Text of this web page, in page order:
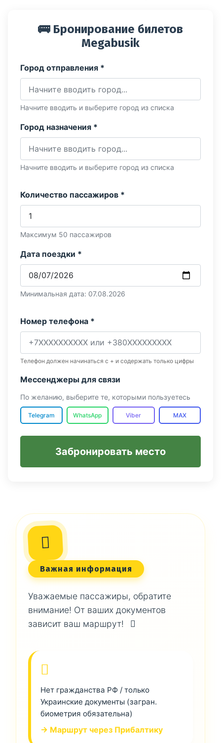
🚌 Бронирование билетов
Megabusik
Город отправления *
Начните вводить и выберите город из списка
Город назначения *
Начните вводить и выберите город из списка
Количество пассажиров *
Максимум 50 пассажиров
Дата поездки *
Минимальная дата: 07.08.2026
Номер телефона *
Телефон должен начинаться с + и содержать только цифры
Мессенджеры для связи
По желанию, выберите те, которыми пользуетесь
Telegram WhatsApp Viber MAX
Забронировать место
Важная информация
Уважаемые пассажиры, обратите
внимание! От ваших документов
зависит ваш маршрут!
Нет гражданства РФ / только
Украинские документы (загран.
биометрия обязательна)
→ Маршрут через Прибалтику